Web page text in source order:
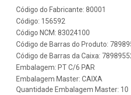
Código do Fabricante: 80001
Código: 156592
Código NCM: 83024100
Código de Barras do Produto:
Código de Barras da Caixa:
Embalagem: PT C/6 PAR
Embalagem Master: CAIXA
Quantidade Embalagem Master: 10